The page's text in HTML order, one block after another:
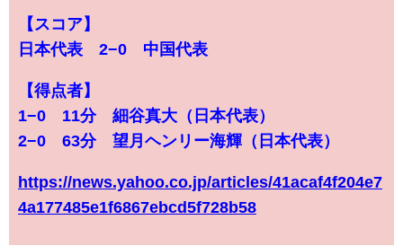
【スコア】
日本代表 2−0 中国代表
【得点者】
1−0 11分 細谷真大（日本代表）
2−0 63分 望月ヘンリー海輝（日本代表）
https://news.yahoo.co.jp/articles/41acaf4f204e7
4a177485e1f6867ebcd5f728b58